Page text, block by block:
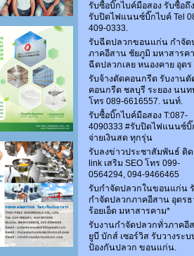
รับซื้อบิ๊กไบค์มือสอง รับซื้อถึ
รับปิดไฟแนนซ์บิ๊กไบค์ Tel
409-0333.
รับฉีดปลวกขอนแก่น กำจัด
ภาคอีสาน ชัยภูมิ มหาสารค
ฉีดปลวกเลย หนองคาย อุดร
รับจ้างตัดคอนกรีต รับงานตั
คอนกรีต ชลบุรี ระยอง นนท
โทร 089-6616557. นนท์.
รับซื้อบิ๊กไบค์มือสอง T:087-
4090333 #รับปิดไฟแนนซ์บิ๊
จ่ายเงินสด ทุกรุ่น
รับลงข่าวประชาสัมพันธ์ ติด
link เสริม SEO โทร 099-
0564294, 094-9466465
รับกำจัดปลวกในขอนแก่น
กำจัดปลวกภาคอีสาน อุดร
ร้อยเอ็ด มหาสารคาม*
รับงานกำจัดปลวกทั่วภาคอี
ยูบี บักส์ เซอร์วิส รับวางระบ
ป้องกันปลวก ขอนแก่น.